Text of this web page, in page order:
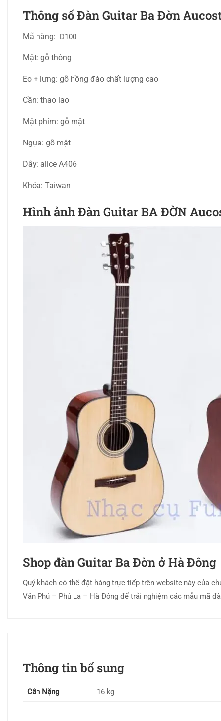
Thông số Đàn Guitar Ba Đờn
Mã hàng: D100
Mặt: gỗ thông
Eo + lưng: gỗ hồng đào chất lượng cao
Cần: thao lao
Mặt phím: gỗ mật
Ngựa: gỗ mật
Dây: alice A406
Khóa: Taiwan
Hình ảnh Đàn Guitar BA ĐỜN
Shop đàn Guitar Ba Đờn ở Hà Đông
Quý khách có thể đặt hàng trực tiếp trên website này của
Văn Phú – Phú La – Hà Đông để trải nghiệm các mẫu mã
Thông tin bổ sung
Cân Nặng 16 kg